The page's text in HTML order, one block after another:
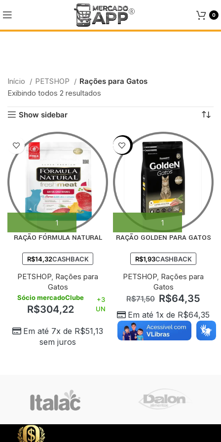
0
Categories
Início PETSHOP
Rações para Gatos
Exibindo todos 2 resultados
Show sidebar
RAÇÃO FÓRMULA NATURAL
ADULTOS CASTRADOS SABOR
R$14,32CASHBACK
PETSHOP, Rações para
Gatos
Sócio mercadoClube
R$304,22
+3
UN
Em até 7x de R$51,13
sem juros
-10%
RAÇÃO GOLDEN PARA GATOS
R$1,93CASHBACK
PETSHOP, Rações para
Gatos
R$71,50 R$64,35
Em até 1x de R$64,35
sem juros